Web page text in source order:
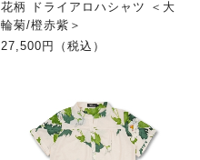
花柄 ドライアロハシャツ ＜大
輪菊/橙赤紫＞
27,500円（税込）